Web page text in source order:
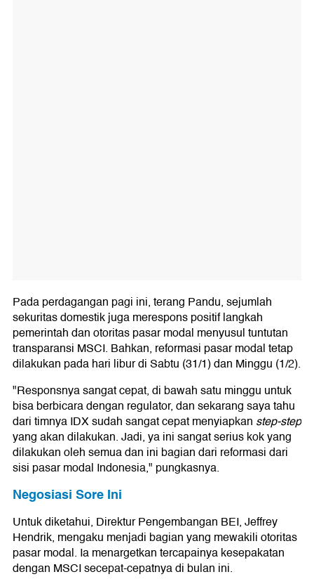
Pada perdagangan pagi ini, terang Pandu, sejumlah
sekuritas domestik juga merespons positif langkah
pemerintah dan otoritas pasar modal menyusul tuntutan
transparansi MSCI. Bahkan, reformasi pasar modal tetap
dilakukan pada hari libur di Sabtu (31/1) dan Minggu (1/2).
"Responsnya sangat cepat, di bawah satu minggu untuk
bisa berbicara dengan regulator, dan sekarang saya tahu
dari timnya IDX sudah sangat cepat menyiapkan step-step
yang akan dilakukan. Jadi, ya ini sangat serius kok yang
dilakukan oleh semua dan ini bagian dari reformasi dari
sisi pasar modal Indonesia," pungkasnya.
Negosiasi Sore Ini
Untuk diketahui, Direktur Pengembangan BEI, Jeffrey
Hendrik, mengaku menjadi bagian yang mewakili otoritas
pasar modal. Ia menargetkan tercapainya kesepakatan
dengan MSCI secepat-cepatnya di bulan ini.